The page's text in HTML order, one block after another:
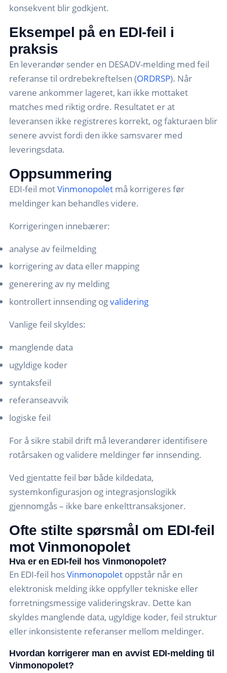
konsekvent blir godkjent.
Eksempel på en EDI-feil i
praksis
En leverandør sender en DESADV-melding med feil
referanse til ordrebekreftelsen (ORDRSP). Når
varene ankommer lageret, kan ikke mottaket
matches med riktig ordre. Resultatet er at
leveransen ikke registreres korrekt, og fakturaen blir
senere avvist fordi den ikke samsvarer med
leveringsdata.
Oppsummering
EDI-feil motVinmonopolet må korrigeres før
meldinger kan behandles videre.
Korrigeringen innebærer:
analyse av feilmelding
korrigering av data eller mapping
generering av ny melding
kontrollert innsending ogvalidering
Vanlige feil skyldes:
manglende data
ugyldige koder
syntaksfeil
referanseavvik
logiske feil
For å sikre stabil drift må leverandører identifisere
rotårsaken og validere meldinger før innsending.
Ved gjentatte feil bør både kildedata,
systemkonfigurasjon og integrasjonslogikk
gjennomgås – ikke bare enkelttransaksjoner.
Ofte stilte spørsmål om EDI-feil
mot Vinmonopolet
Hva er en EDI-feil hos Vinmonopolet?
En EDI-feil hosVinmonopolet oppstår når en
elektronisk melding ikke oppfyller tekniske eller
forretningsmessige valideringskrav. Dette kan
skyldes manglende data, ugyldige koder, feil struktur
eller inkonsistente referanser mellom meldinger.
Hvordan korrigerer man en avvist EDI-melding til
Vinmonopolet?